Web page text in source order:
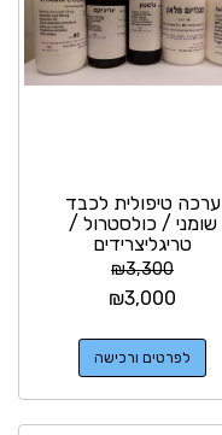
ערכה טיפולית לכבד
שומני / כולסטרול /
טריגליצרידים
₪3,300
₪3,000
לפרטים ורכישה